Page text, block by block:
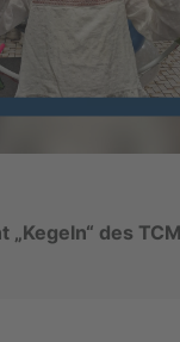
„Kegeln“ des TCM